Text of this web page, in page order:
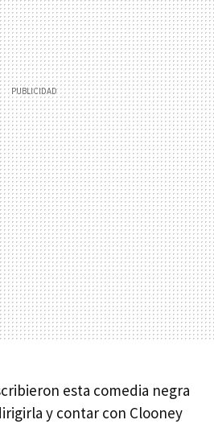
esta comedia negra
y contar con Clooney